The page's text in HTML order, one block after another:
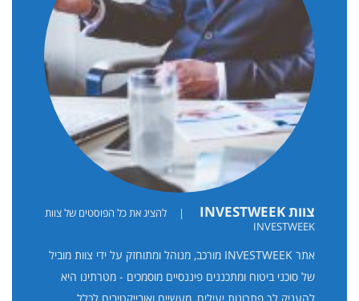
צוות INVESTWEEK |
להציג את כל הפוסטים של צוות
INVESTWEEK
אתר INVESTWEEK מורכב, מנוהל ומתוחזק על ידי צוות מוביל
של סוכני ביטוח ומתכננים פיננסיים מוסמכים - מטרתינו היא